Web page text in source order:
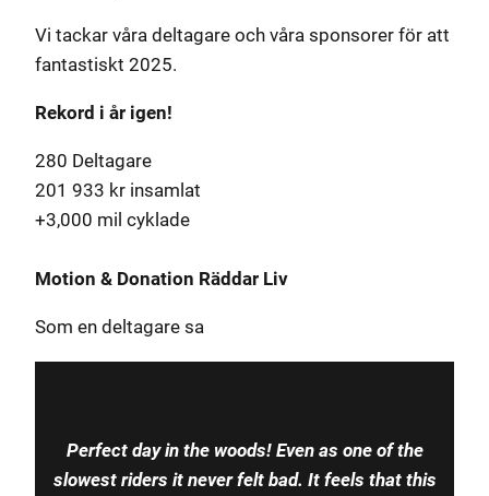
Vi tackar våra deltagare och våra sponsorer för att
fantastiskt 2025.
Rekord i år igen!
280 Deltagare
201 933 kr insamlat
+3,000 mil cyklade
Motion & Donation Räddar Liv
Som en deltagare sa
Perfect day in the woods! Even as one of the
slowest riders it never felt bad. It feels that this